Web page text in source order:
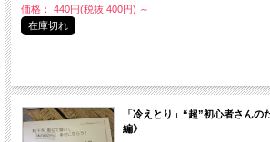
価格： 440円(税抜 400円) ～
在庫切れ
「冷えとり」“超”初心者さんの
編》